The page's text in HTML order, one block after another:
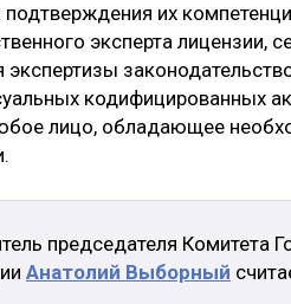
подтверждения их
эксперта лицензии,
экспертизы
кодифицированных
лицо, обладающее
председателя Комитета
Анатолий Выборный